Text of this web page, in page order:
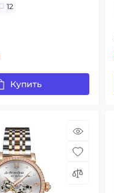
12
Купить